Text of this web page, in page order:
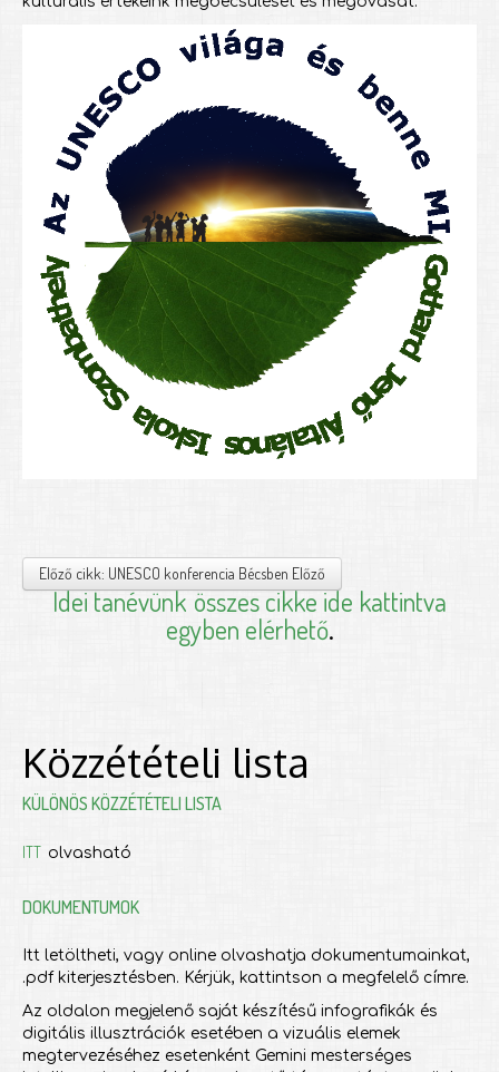
Előző cikk: UNESCO konferencia Bécsben Előző
Idei tanévünk összes cikke ide kattintva
egyben elérhető.
Közzétételi lista
KÜLÖNÖS KÖZZÉTÉTELI LISTA
ITT olvasható
DOKUMENTUMOK
Itt letöltheti, vagy online olvashatja dokumentumainkat,
.pdf kiterjesztésben. Kérjük, kattintson a megfelelő címre.
Az oldalon megjelenő saját készítésű infografikák és
digitális illusztrációk esetében a vizuális elemek
megtervezéséhez esetenként Gemini mesterséges